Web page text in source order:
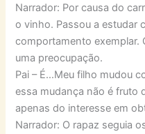
Narrador: Por causa do
o vinho. Passou a estudar
comportamento exemplar.
uma preocupação.
Pai – É…Meu filho mudou
essa mudança não é fruto
apenas do interesse em
Narrador: O rapaz seguia